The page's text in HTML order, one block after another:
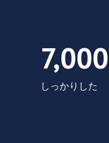
しっかりした
7,000+ しっ